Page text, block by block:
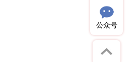
公众号